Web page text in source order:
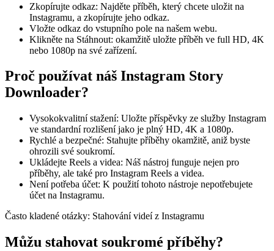
Zkopírujte odkaz: Najděte příběh, který chcete uložit na
Instagramu, a zkopírujte jeho odkaz.
Vložte odkaz do vstupního pole na našem webu.
Klikněte na Stáhnout: okamžitě uložte příběh ve full HD, 4K
nebo 1080p na své zařízení.
Proč používat náš Instagram Story
Downloader?
Vysokokvalitní stažení: Uložte příspěvky ze služby Instagram
ve standardní rozlišení jako je plný HD, 4K a 1080p.
Rychlé a bezpečné: Stahujte příběhy okamžitě, aniž byste
ohrozili své soukromí.
Ukládejte Reels a videa: Náš nástroj funguje nejen pro
příběhy, ale také pro Instagram Reels a videa.
Není potřeba účet: K použití tohoto nástroje nepotřebujete
účet na Instagramu.
Často kladené otázky: Stahování videí z Instagramu
Můžu stahovat soukromé příběhy?